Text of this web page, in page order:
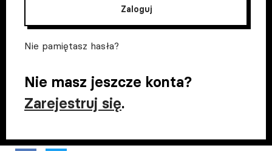
Zaloguj
Nie pamiętasz hasła?
Nie masz jeszcze konta?
Zarejestruj się.